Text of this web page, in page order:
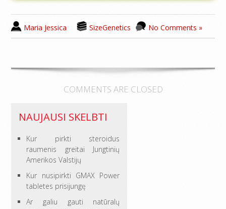
Maria Jessica SizeGenetics No Comments »
COMMENTS ARE CLOSED
NAUJAUSI SKELBTI
Kur pirkti steroidus
raumenis greitai Jungtinių
Amerikos Valstijų
Kur nusipirkti GMAX Power
tabletes prisijungę
Ar galiu gauti natūralų